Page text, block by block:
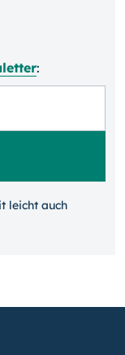
:
leicht auch